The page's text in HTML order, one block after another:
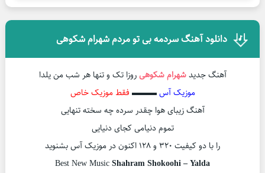
دانلود آهنگ سردمه بی تو مردم شهرام شکوهی
آهنگ جدیدشهرام شکوهیروزا تک و تنها هر شب من یلدا
موزیک آس▬▬▬ فقط موزیک خاص
آهنگ زیبای هوا چقدر سرده چه سخته تنهایی
تموم دنیامی کجای دنیایی
را با دو کیفیت ۳۲۰ و ۱۲۸ اکنون در موزیک آس بشنوید
Best New MusicShahram Shokoohi – Yalda